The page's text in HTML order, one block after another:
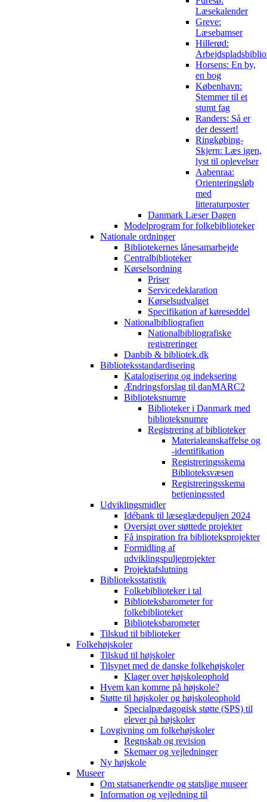
Læsekalender
Greve:
Læsebamser
Hillerød:
Horsens: En by,
en bog
København:
Stemmer til et
stumt fag
Randers: Så er
der dessert!
Ringkøbing-
Skjern: Læs igen,
lyst til oplevelser
Aabenraa:
Orienteringsløb
med
litteraturposter
Danmark Læser Dagen
Modelprogram for folkebiblioteker
Nationale ordninger
Bibliotekernes lånesamarbejde
Centralbiblioteker
Kørselsordning
Priser
Servicedeklaration
Kørselsudvalget
Specifikation af køreseddel
Nationalbibliografien
Nationalbibliografiske
registreringer
Danbib & bibliotek.dk
Biblioteksstandardisering
Katalogisering og indeksering
Ændringsforslag til danMARC2
Biblioteksnumre
Biblioteker i Danmark med
biblioteksnumre
Registrering af biblioteker
Materialeanskaffelse og
-identifikation
Registreringsskema
Biblioteksvæsen
Registreringsskema
betjeningssted
Udviklingsmidler
Idébank til læseglædepuljen 2024
Oversigt over støttede projekter
Få inspiration fra biblioteksprojekter
Formidling af
udviklingspuljeprojekter
Projektafslutning
Biblioteksstatistik
Folkebiblioteker i tal
Biblioteksbarometer for
folkebiblioteker
Biblioteksbarometer
Tilskud til biblioteker
Folkehøjskoler
Tilskud til højskoler
Tilsynet med de danske folkehøjskoler
Klager over højskoleophold
Hvem kan komme på højskole?
Støtte til højskoler og højskoleophold
Specialpædagogisk støtte (SPS) til
elever på højskoler
Lovgivning om folkehøjskoler
Regnskab og revision
Skemaer og vejledninger
Ny højskole
Museer
Om statsanerkendte og statslige museer
Information og vejledning til